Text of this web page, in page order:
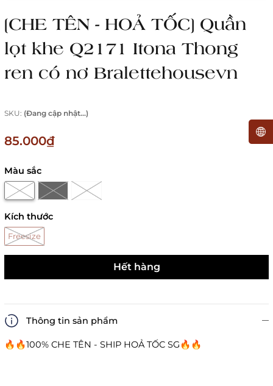
[CHE TÊN - HOẢ TỐC] Quần
lọt khe Q2171 Itona Thong
ren có nơ Bralettehousevn
SKU: (Đang cập nhật...)
85.000₫
Màu sắc
Kích thước
Freesize
Hết hàng
Thông tin sản phẩm
🔥🔥100% CHE TÊN - SHIP HOẢ TỐC SG🔥🔥